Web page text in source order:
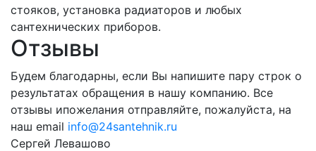
стояков, установка радиаторов и любых
сантехнических приборов.
Отзывы
Будем благодарны, если Вы напишите пару строк о
результатах обращения в нашу компанию. Все
отзывы ипожелания отправляйте, пожалуйста, на
наш email info@24santehnik.ru
Сергей Левашово